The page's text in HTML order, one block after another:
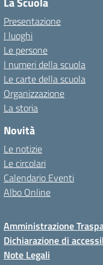
Presentazione
I luoghi
Le persone
I numeri della scuola
Le carte della scuola
Organizzazione
La storia
Novità
Le notizie
Le circolari
Calendario Eventi
Albo Online
Amministrazione
Dichiarazione di
Note Legali